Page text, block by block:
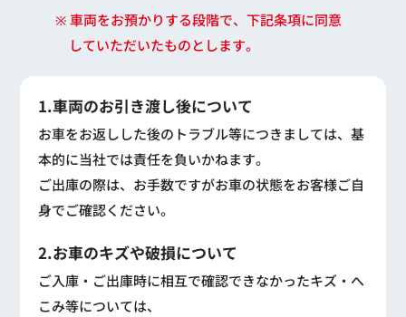
※ 車両をお預かりする段階で、下記条項に同意
していただいたものとします。
1.車両のお引き渡し後について
お車をお返しした後のトラブル等につきましては、基
本的に当社では責任を負いかねます。
ご出庫の際は、お手数ですがお車の状態をお客様ご自
身でご確認ください。
2.お車のキズや破損について
ご入庫・ご出庫時に相互で確認できなかったキズ・へ
こみ等については、